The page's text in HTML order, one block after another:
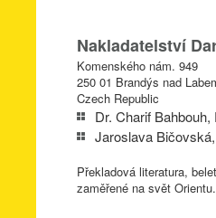
Nakladatelství
Komenského nám. 949
250 01 Brandýs nad
Czech Republic
Dr. Charif Bahbouh,
Jaroslava
Překladová literatura,
zaměřené na svět Orientu.